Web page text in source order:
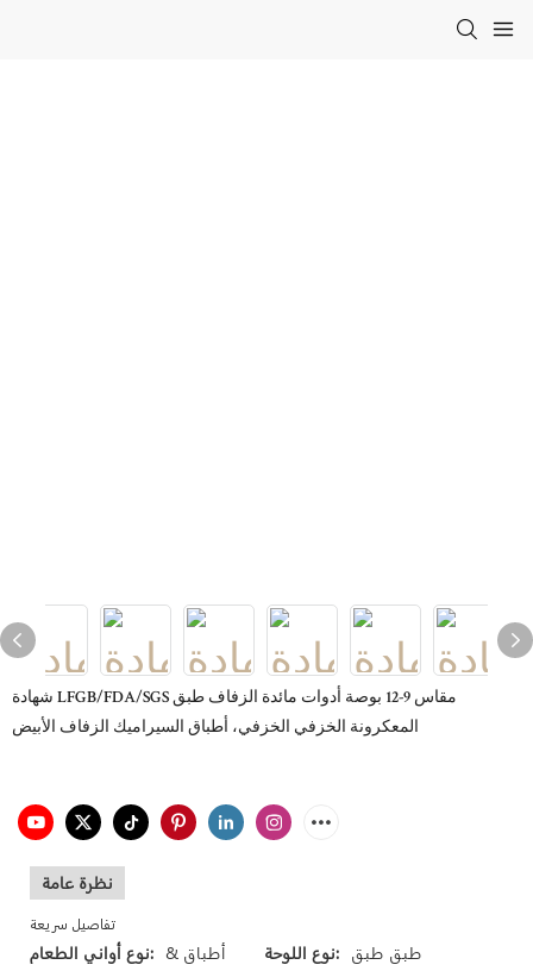
شهادة LFGB/FDA/SGS مقاس 9-12 بوصة أدوات مائدة الزفاف طبق
المعكرونة الخزفي الخزفي، أطباق السيراميك الزفاف الأبيض
نظرة عامة
تفاصيل سريعة
نوع أواني الطعام: أطباق &
نوع اللوحة: طبق طبق